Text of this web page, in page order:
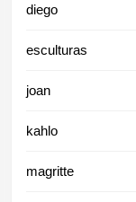
diego
esculturas
joan
kahlo
magritte